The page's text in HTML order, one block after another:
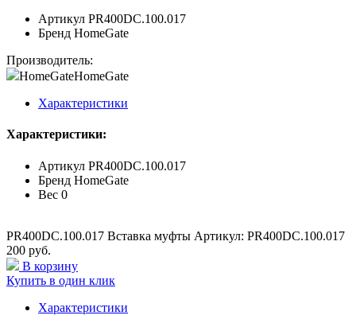
Артикул PR400DC.100.017
Бренд HomeGate
Производитель:
HomeGateHomeGate
Характеристики
Характеристики:
Артикул PR400DC.100.017
Бренд HomeGate
Вес 0
PR400DC.100.017 Вставка муфты Артикул: PR400DC.100.017
200 руб.
В корзину
Купить в один клик
Характеристики